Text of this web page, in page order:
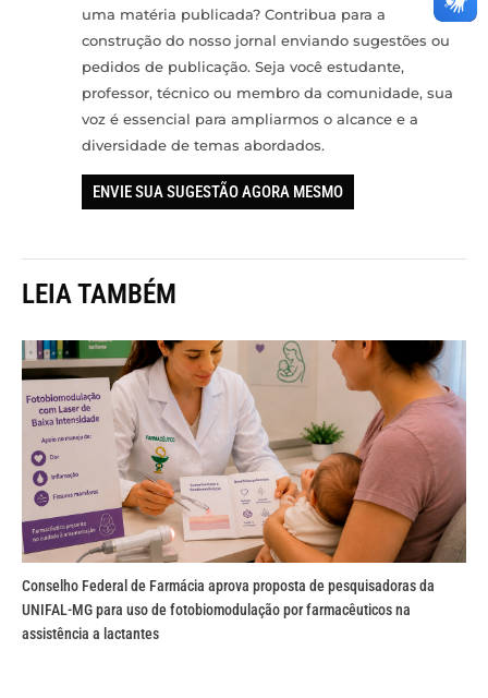
uma matéria publicada? Contribua para a
construção do nosso jornal enviando sugestões ou
pedidos de publicação. Seja você estudante,
professor, técnico ou membro da comunidade, sua
voz é essencial para ampliarmos o alcance e a
diversidade de temas abordados.
ENVIE SUA SUGESTÃO AGORA MESMO
LEIA TAMBÉM
Conselho Federal de Farmácia aprova proposta de pesquisadoras da
UNIFAL-MG para uso de fotobiomodulação por farmacêuticos na
assistência a lactantes